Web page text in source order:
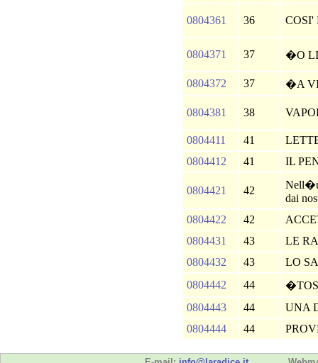
0804361 36 COSI'
0804371 37 �O
0804372 37 �A
0804381 38
0804411 41
0804412
41 IL
0804421 42
dai
0804422
42
0804431
43
LE
0804432
43
LO
0804442
44
0804443
44
UNA
0804444
44